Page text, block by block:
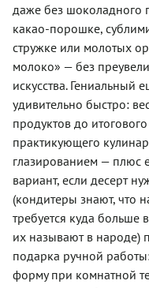
даже без шоколадного
какао-порошке,
стружке или молотых
молоко» — без
искусства. Гениальный
удивительно быстро:
продуктов до итогового
практикующего
глазированием — плюс
вариант, если десерт
(кондитеры знают, что
требуется куда больше
их называют в народе)
подарка ручной
форму при комнатной